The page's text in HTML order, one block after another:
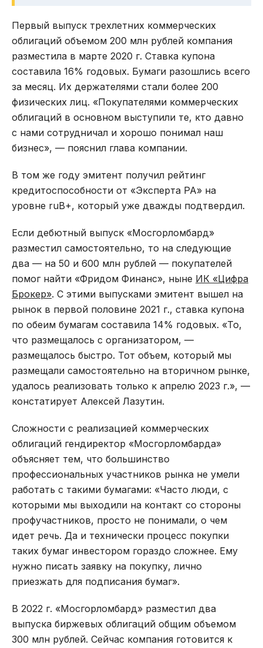
Первый выпуск трехлетних коммерческих
облигаций объемом 200 млн рублей компания
разместила в марте 2020 г. Ставка купона
составила 16% годовых. Бумаги разошлись всего
за месяц. Их держателями стали более 200
физических лиц. «Покупателями коммерческих
облигаций в основном выступили те, кто давно
с нами сотрудничал и хорошо понимал наш
бизнес», — пояснил глава компании.
В том же году эмитент получил рейтинг
кредитоспособности от «Эксперта РА» на
уровне ruB+, который уже дважды подтвердил.
Если дебютный выпуск «Мосгорломбард»
разместил самостоятельно, то на следующие
два — на 50 и 600 млн рублей — покупателей
помог найти «Фридом Финанс», ныне ИК «Цифра
Брокер». С этими выпусками эмитент вышел на
рынок в первой половине 2021 г., ставка купона
по обеим бумагам составила 14% годовых. «То,
что размещалось с организатором, —
размещалось быстро. Тот объем, который мы
размещали самостоятельно на вторичном рынке,
удалось реализовать только к апрелю 2023 г.», —
констатирует Алексей Лазутин.
Сложности с реализацией коммерческих
облигаций гендиректор «Мосгорломбарда»
объясняет тем, что большинство
профессиональных участников рынка не умели
работать с такими бумагами: «Часто люди, с
которыми мы выходили на контакт со стороны
профучастников, просто не понимали, о чем
идет речь. Да и технически процесс покупки
таких бумаг инвестором гораздо сложнее. Ему
нужно писать заявку на покупку, лично
приезжать для подписания бумаг».
В 2022 г. «Мосгорломбард» разместил два
выпуска биржевых облигаций общим объемом
300 млн рублей. Сейчас компания готовится к